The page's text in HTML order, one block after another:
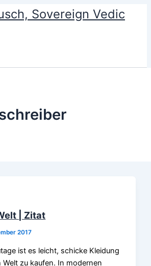
Sovereign Vedic
| Zitat
2017
ist es leicht, schicke Kleidung
Welt zu kaufen. In modernen